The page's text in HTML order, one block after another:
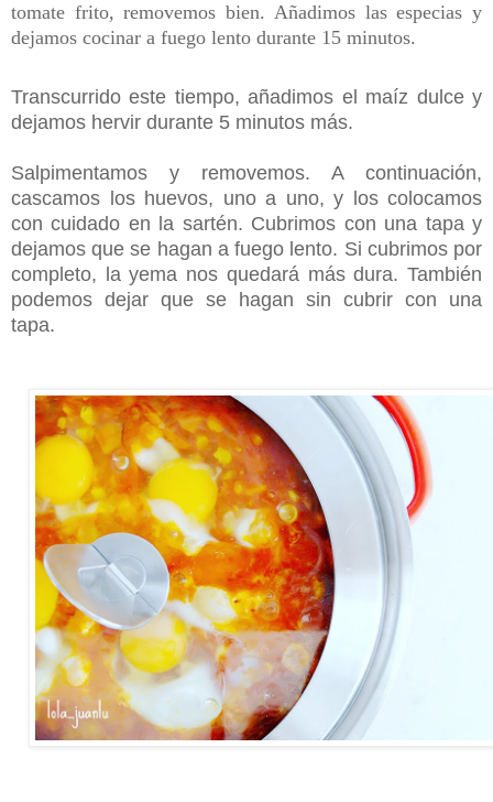
tomate frito, removemos bien. Añadimos las especias y
dejamos cocinar a fuego lento durante 15 minutos.
Transcurrido este tiempo, añadimos el maíz dulce y
dejamos hervir durante 5 minutos más.
Salpimentamos y removemos. A continuación,
cascamos los huevos, uno a uno, y los colocamos
con cuidado en la sartén. Cubrimos con una tapa y
dejamos que se hagan a fuego lento. Si cubrimos por
completo, la yema nos quedará más dura. También
podemos dejar que se hagan sin cubrir con una
tapa.